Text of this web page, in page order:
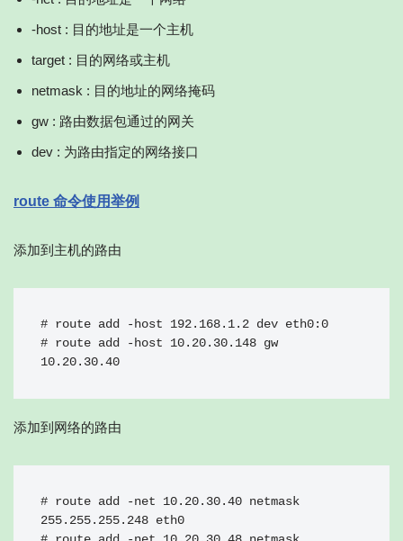
-host : 目的地址是一个主机
target : 目的网络或主机
netmask : 目的地址的网络掩码
gw : 路由数据包通过的网关
dev : 为路由指定的网络接口
route 命令使用举例
添加到主机的路由
# route add -host 192.168.1.2 dev eth0:0
# route add -host 10.20.30.148 gw
10.20.30.40
添加到网络的路由
# route add -net 10.20.30.40 netmask
255.255.255.248 eth0